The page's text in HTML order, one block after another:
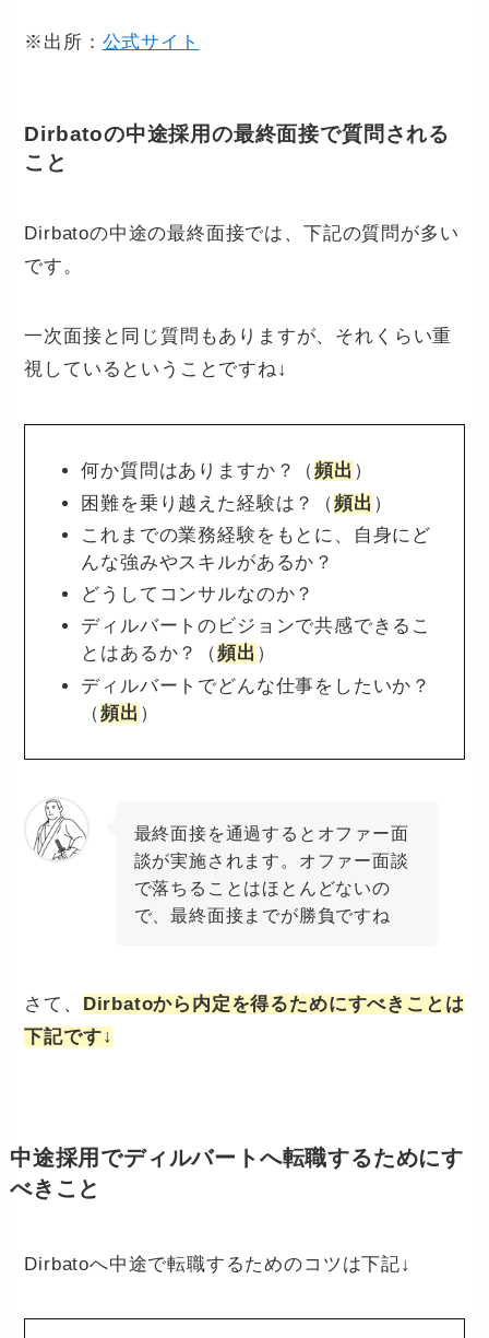
※出所： 公式サイト
Dirbatoの中途採用の最終面接で質問される
こと
Dirbatoの中途の最終面接では、下記の質問が多い
です。
一次面接と同じ質問もありますが、それくらい重
視しているということですね↓
何か質問はありますか？（頻出 ）
困難を乗り越えた経験は？（頻出 ）
これまでの業務経験をもとに、自身にど
んな強みやスキルがあるか？
どうしてコンサルなのか？
ディルバートのビジョンで共感できるこ
とはあるか？（頻出 ）
ディルバートでどんな仕事をしたいか？
（頻出 ）
最終面接を通過するとオファー面
談が実施されます。オファー面談
で落ちることはほとんどないの
で、最終面接までが勝負ですね
さて、 Dirbatoから内定を得るためにすべきことは
下記です↓
中途採用でディルバートへ転職するためにす
べきこと
Dirbatoへ中途で転職するためのコツは下記↓